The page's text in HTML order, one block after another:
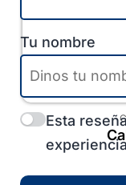
Tu nombre
Esta